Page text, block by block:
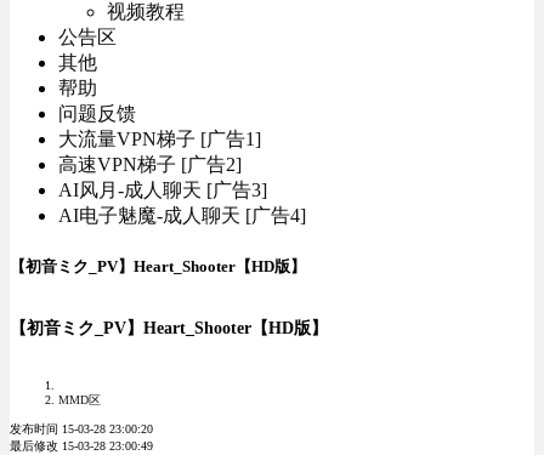
视频教程
公告区
其他
帮助
问题反馈
大流量VPN梯子 [广告1]
高速VPN梯子 [广告2]
AI风月-成人聊天 [广告3]
AI电子魅魔-成人聊天 [广告4]
【初音ミク_PV】Heart_Shooter【HD版】
【初音ミク_PV】Heart_Shooter【HD版】
MMD区
发布时间 15-03-28 23:00:20
最后修改 15-03-28 23:00:49